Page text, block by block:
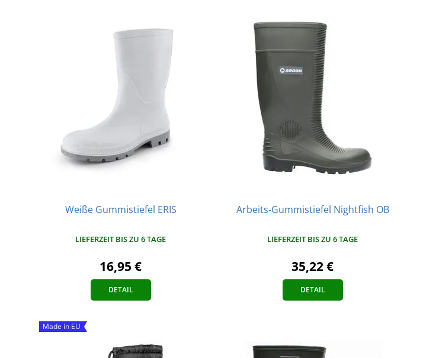
Weiße Gummistiefel ERIS
LIEFERZEIT BIS ZU 6 TAGE
16,95 €
DETAIL
Arbeits-Gummistiefel Nightfish OB
LIEFERZEIT BIS ZU 6 TAGE
35,22 €
DETAIL
Made in EU